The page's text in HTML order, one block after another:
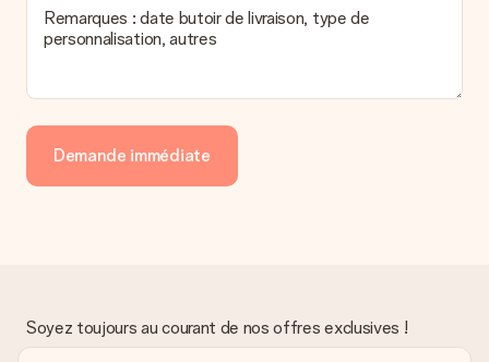
Remarques : date butoir de livraison, type de
personnalisation, autres
Demande immédiate
Soyez toujours au courant de nos offres exclusives !